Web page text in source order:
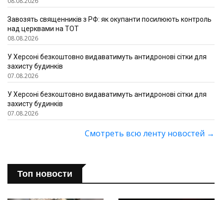
Завозять священників з РФ: як окупанти посилюють контроль
над церквами на ТОТ
08.08.2026
У Херсоні безкоштовно видаватимуть антидронові сітки для
захисту будинків
07.08.2026
У Херсоні безкоштовно видаватимуть антидронові сітки для
захисту будинків
07.08.2026
Смотреть всю ленту новостей →
Топ новости